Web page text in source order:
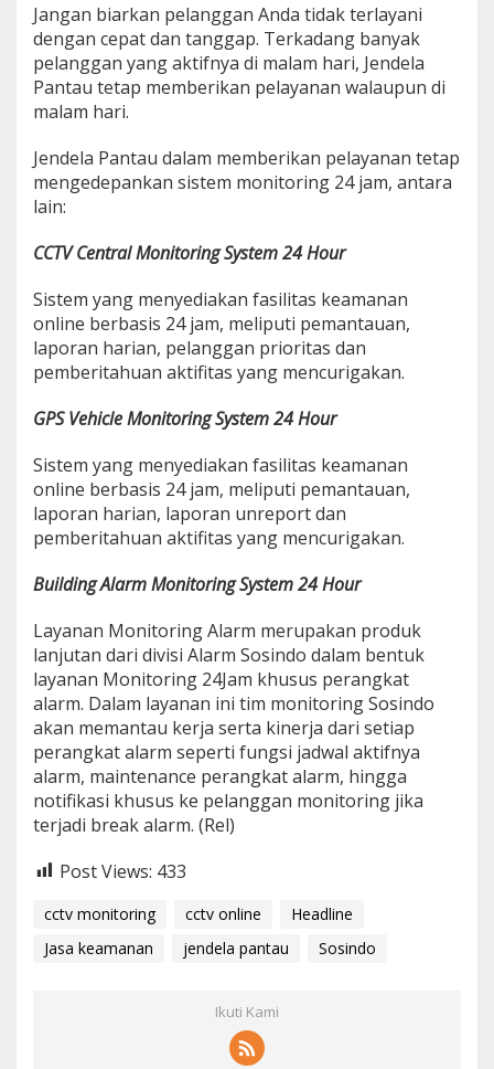
Jangan biarkan pelanggan Anda tidak terlayani
dengan cepat dan tanggap. Terkadang banyak
pelanggan yang aktifnya di malam hari, Jendela
Pantau tetap memberikan pelayanan walaupun di
malam hari.
Jendela Pantau dalam memberikan pelayanan tetap
mengedepankan sistem monitoring 24 jam, antara
lain:
CCTV Central Monitoring System 24 Hour
Sistem yang menyediakan fasilitas keamanan
online berbasis 24 jam, meliputi pemantauan,
laporan harian, pelanggan prioritas dan
pemberitahuan aktifitas yang mencurigakan.
GPS Vehicle Monitoring System 24 Hour
Sistem yang menyediakan fasilitas keamanan
online berbasis 24 jam, meliputi pemantauan,
laporan harian, laporan unreport dan
pemberitahuan aktifitas yang mencurigakan.
Building Alarm Monitoring System 24 Hour
Layanan Monitoring Alarm merupakan produk
lanjutan dari divisi Alarm Sosindo dalam bentuk
layanan Monitoring 24Jam khusus perangkat
alarm. Dalam layanan ini tim monitoring Sosindo
akan memantau kerja serta kinerja dari setiap
perangkat alarm seperti fungsi jadwal aktifnya
alarm, maintenance perangkat alarm, hingga
notifikasi khusus ke pelanggan monitoring jika
terjadi break alarm. (Rel)
Post Views: 433
cctv monitoring cctv online
Headline
Jasa keamanan
jendela pantau Sosindo
Ikuti Kami